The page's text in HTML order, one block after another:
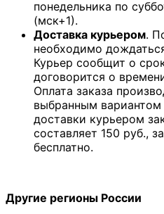
понедельника по
(мск+1).
Доставка курьером.
необходимо
Курьер сообщит о
договорится о
Оплата заказа
выбранным
доставки курьером
составляет 150 руб.,
бесплатно.
Другие регионы России